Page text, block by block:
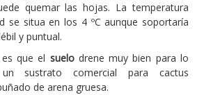
quemar las hojas. La temperatura
se situa en los 4 ºC aunque soportaría
y puntual.
que el suelodrene muy bien para lo
sustrato comercial para cactus
de arena gruesa.